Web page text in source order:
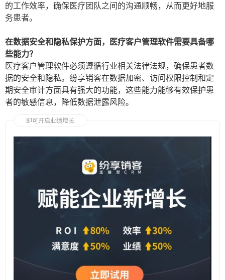
的工作效率，确保医疗团队之间的沟通顺畅，从而更好地服
务患者。
在数据安全和隐私保护方面，医疗客户管理软件需要具备哪
些能力？
医疗客户管理软件必须遵循行业相关法律法规，确保患者数
据的安全和隐私。纷享销客在数据加密、访问权限控制和定
期安全审计方面具有强大的功能，这些能力能够有效保护患
者的敏感信息，降低数据泄露风险。
即可开启业绩增长